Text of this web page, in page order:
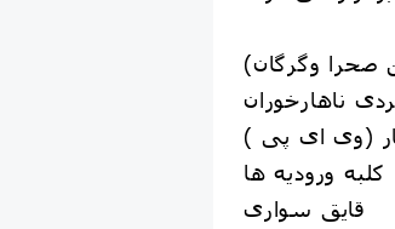
ناهارخوران
(وی ای پی )
کلبه وروديه ها
قایق سواری